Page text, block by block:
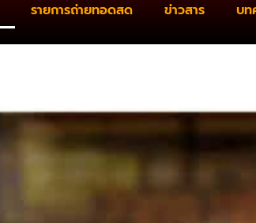
รายการถ่ายทอดสด ข่าวสาร บท